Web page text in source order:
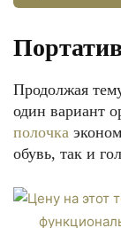
Продолжая
один вариант
полочка
обувь, так и